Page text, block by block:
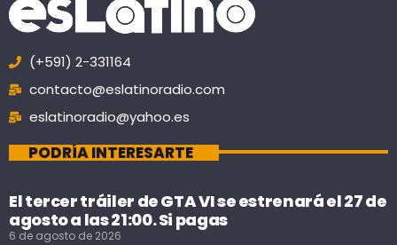
(+591) 2-331164
contacto@eslatinoradio.com
eslatinoradio@yahoo.es
PODRÍA INTERESARTE
El tercer tráiler de GTA VI se estrenará el 27 de
agosto a las 21:00. Si pagas
6 de agosto de 2026